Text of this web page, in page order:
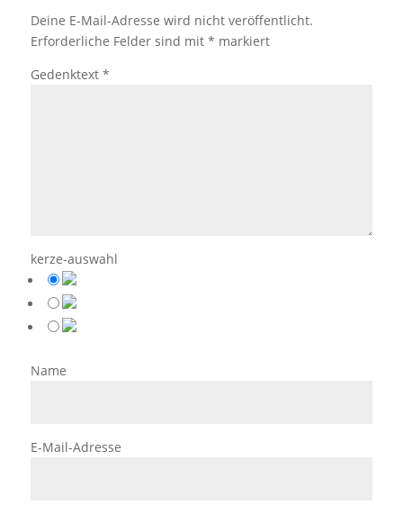
Deine E-Mail-Adresse wird nicht veröffentlicht.
Erforderliche Felder sind mit * markiert
Gedenktext *
kerze-auswahl
Name
E-Mail-Adresse